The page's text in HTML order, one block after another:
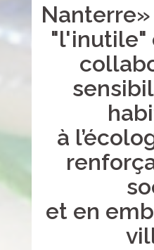
"l'inutile"
à
et en